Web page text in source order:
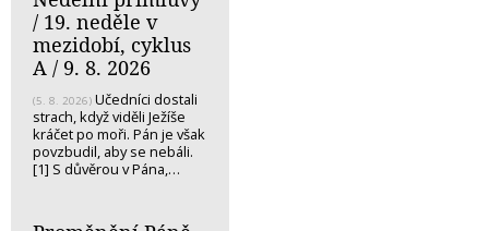
/ 19. neděle v
mezidobí, cyklus
A / 9. 8. 2026
(5. 8. 2026) Učedníci dostali
strach, když viděli Ježíše
kráčet po moři. Pán je však
povzbudil, aby se nebáli.
[1] S důvěrou v Pána,…